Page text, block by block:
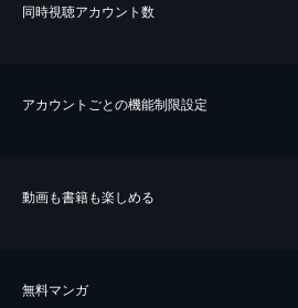
同時視聴アカウント数
アカウントごとの機能制限設定
動画も書籍も楽しめる
無料マンガ